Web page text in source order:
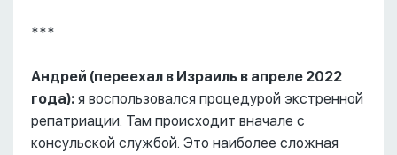
***
Андрей (переехал в Израиль в апреле 2022
года): я воспользовался процедурой экстренной
репатриации. Там происходит вначале с
консульской службой. Это наиболее сложная